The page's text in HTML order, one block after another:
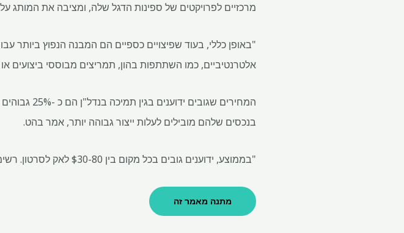
מרכזיים לפרויקטים של ספינות הדגל שלה, ומציבה את המותג על
"באופן כללי, בעוד שפיצויים כספיים הם המבנה הנפוץ ביותר
אלטרנטיביים, כמו השתתפות בהון, תמריצים מבוססי ביצועים
המחירים
בנכסים שלהם מובילים לעלות ייצור גבוהה יותר, אמר בהט.
"בממוצע, ידוענים גובים בכל מקום בין $30-80 לאק לסרטון. רשימי ה- A יכולים אפילו להטעין גבוה יותר, עד
מתנה מאמר זה